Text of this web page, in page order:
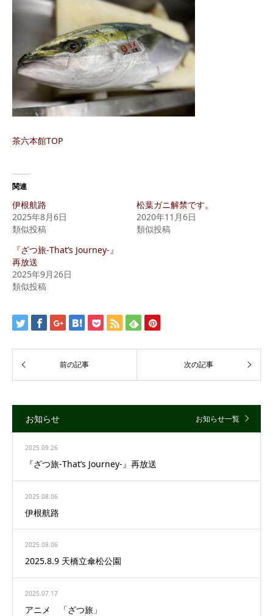
茶六本館TOP
関連
伊根航路
2025年8月6日
類似投稿
松葉ガニ解禁です。
2020年11月6日
類似投稿
『ざつ旅-That’s Journey-』
再放送
2025年9月26日
類似投稿
お知らせ お知らせ一覧
2025.09.26
『ざつ旅-That’s Journey-』再放送
2025.08.06
伊根航路
2025.08.06
2025.8.9 天橋立傘松公園
2025.07.17
アニメ 「ざつ旅」